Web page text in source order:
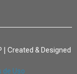
| Created & Designed
de Uso